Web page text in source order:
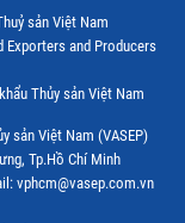
sản Việt Nam
and Producers
Thủy sản Việt Nam
sản Việt Nam (VASEP)
Tp.Hồ Chí Minh
vphcm@vasep.com.vn